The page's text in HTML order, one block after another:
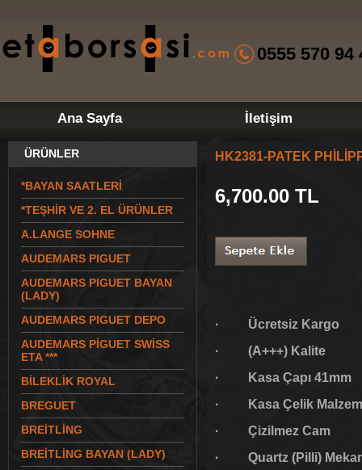
0555 570 94
Ana Sayfa İletişim
ÜRÜNLER
*BAYAN SAATLERİ
*TEŞHİR VE 2. EL ÜRÜNLER
A.LANGE SOHNE
AUDEMARS PIGUET
AUDEMARS PIGUET BAYAN
(LADY)
AUDEMARS PIGUET DEPO
AUDEMARS PİGUET SWİSS
ETA ***
BİLEKLİK ROYAL
BREGUET
BREİTLİNG
BREİTLİNG BAYAN (LADY)
HK2381-PATEK
6,700.00 TL
· Ücretsiz Kargo
· (A+++) Kalite
· Kasa Çapı 41mm
· Kasa Çelik
· Çizilmez Cam
· Quartz (Pilli)